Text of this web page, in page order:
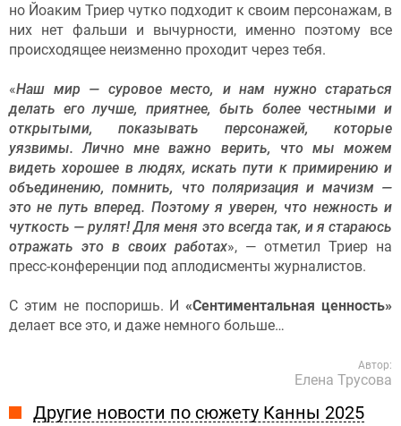
но Йоаким Триер чутко подходит к своим персонажам, в
них нет фальши и вычурности, именно поэтому все
происходящее неизменно проходит через тебя.
«Наш мир — суровое место, и нам нужно стараться
делать его лучше, приятнее, быть более честными и
открытыми, показывать персонажей, которые
уязвимы. Лично мне важно верить, что мы можем
видеть хорошее в людях, искать пути к примирению и
объединению, помнить, что поляризация и мачизм —
это не путь вперед. Поэтому я уверен, что нежность и
чуткость — рулят! Для меня это всегда так, и я стараюсь
отражать это в своих работах», — отметил Триер на
пресс-конференции под аплодисменты журналистов.
С этим не поспоришь. И«Сентиментальная ценность»
делает все это, и даже немного больше…
Автор:
Елена Трусова
Другие новости по сюжету Канны 2025